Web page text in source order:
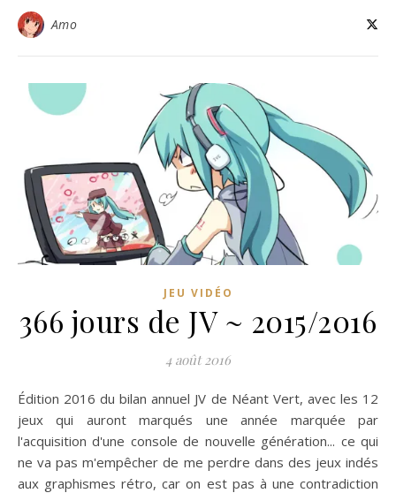
Amo
JEU VIDÉO
366 jours de JV ~ 2015/2016
4 août 2016
Édition 2016 du bilan annuel JV de Néant Vert, avec les 12
jeux qui auront marqués une année marquée par
l'acquisition d'une console de nouvelle génération... ce qui
ne va pas m'empêcher de me perdre dans des jeux indés
aux graphismes rétro, car on est pas à une contradiction